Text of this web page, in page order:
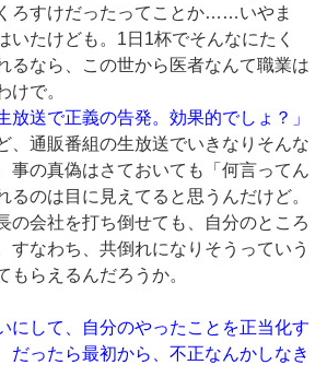
ろすけだったってことか……いやま
いたけども。1日1杯でそんなにたく
るなら、この世から医者なんて職業は
けで。
放送で正義の告発。効果的でしょ？」
、通販番組の生放送でいきなりそんな
事の真偽はさておいても「何言ってん
るのは目に見えてると思うんだけど。
の会社を打ち倒せても、自分のところ
すなわち、共倒れになりそうっていう
もらえるんだろうか。
にして、自分のやったことを正当化す
ったら最初から、不正なんかしなき